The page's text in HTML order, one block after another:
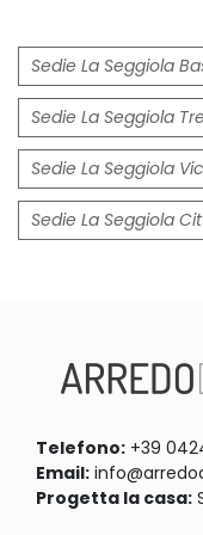
Sedie La Seggiola
Sedie La Seggiola
Sedie La Seggiola
Sedie La Seggiola
Telefono: +39
Email:
Progetta la casa: